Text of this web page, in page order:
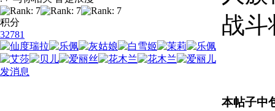
积分
32781
发消息
战斗
本帖子中